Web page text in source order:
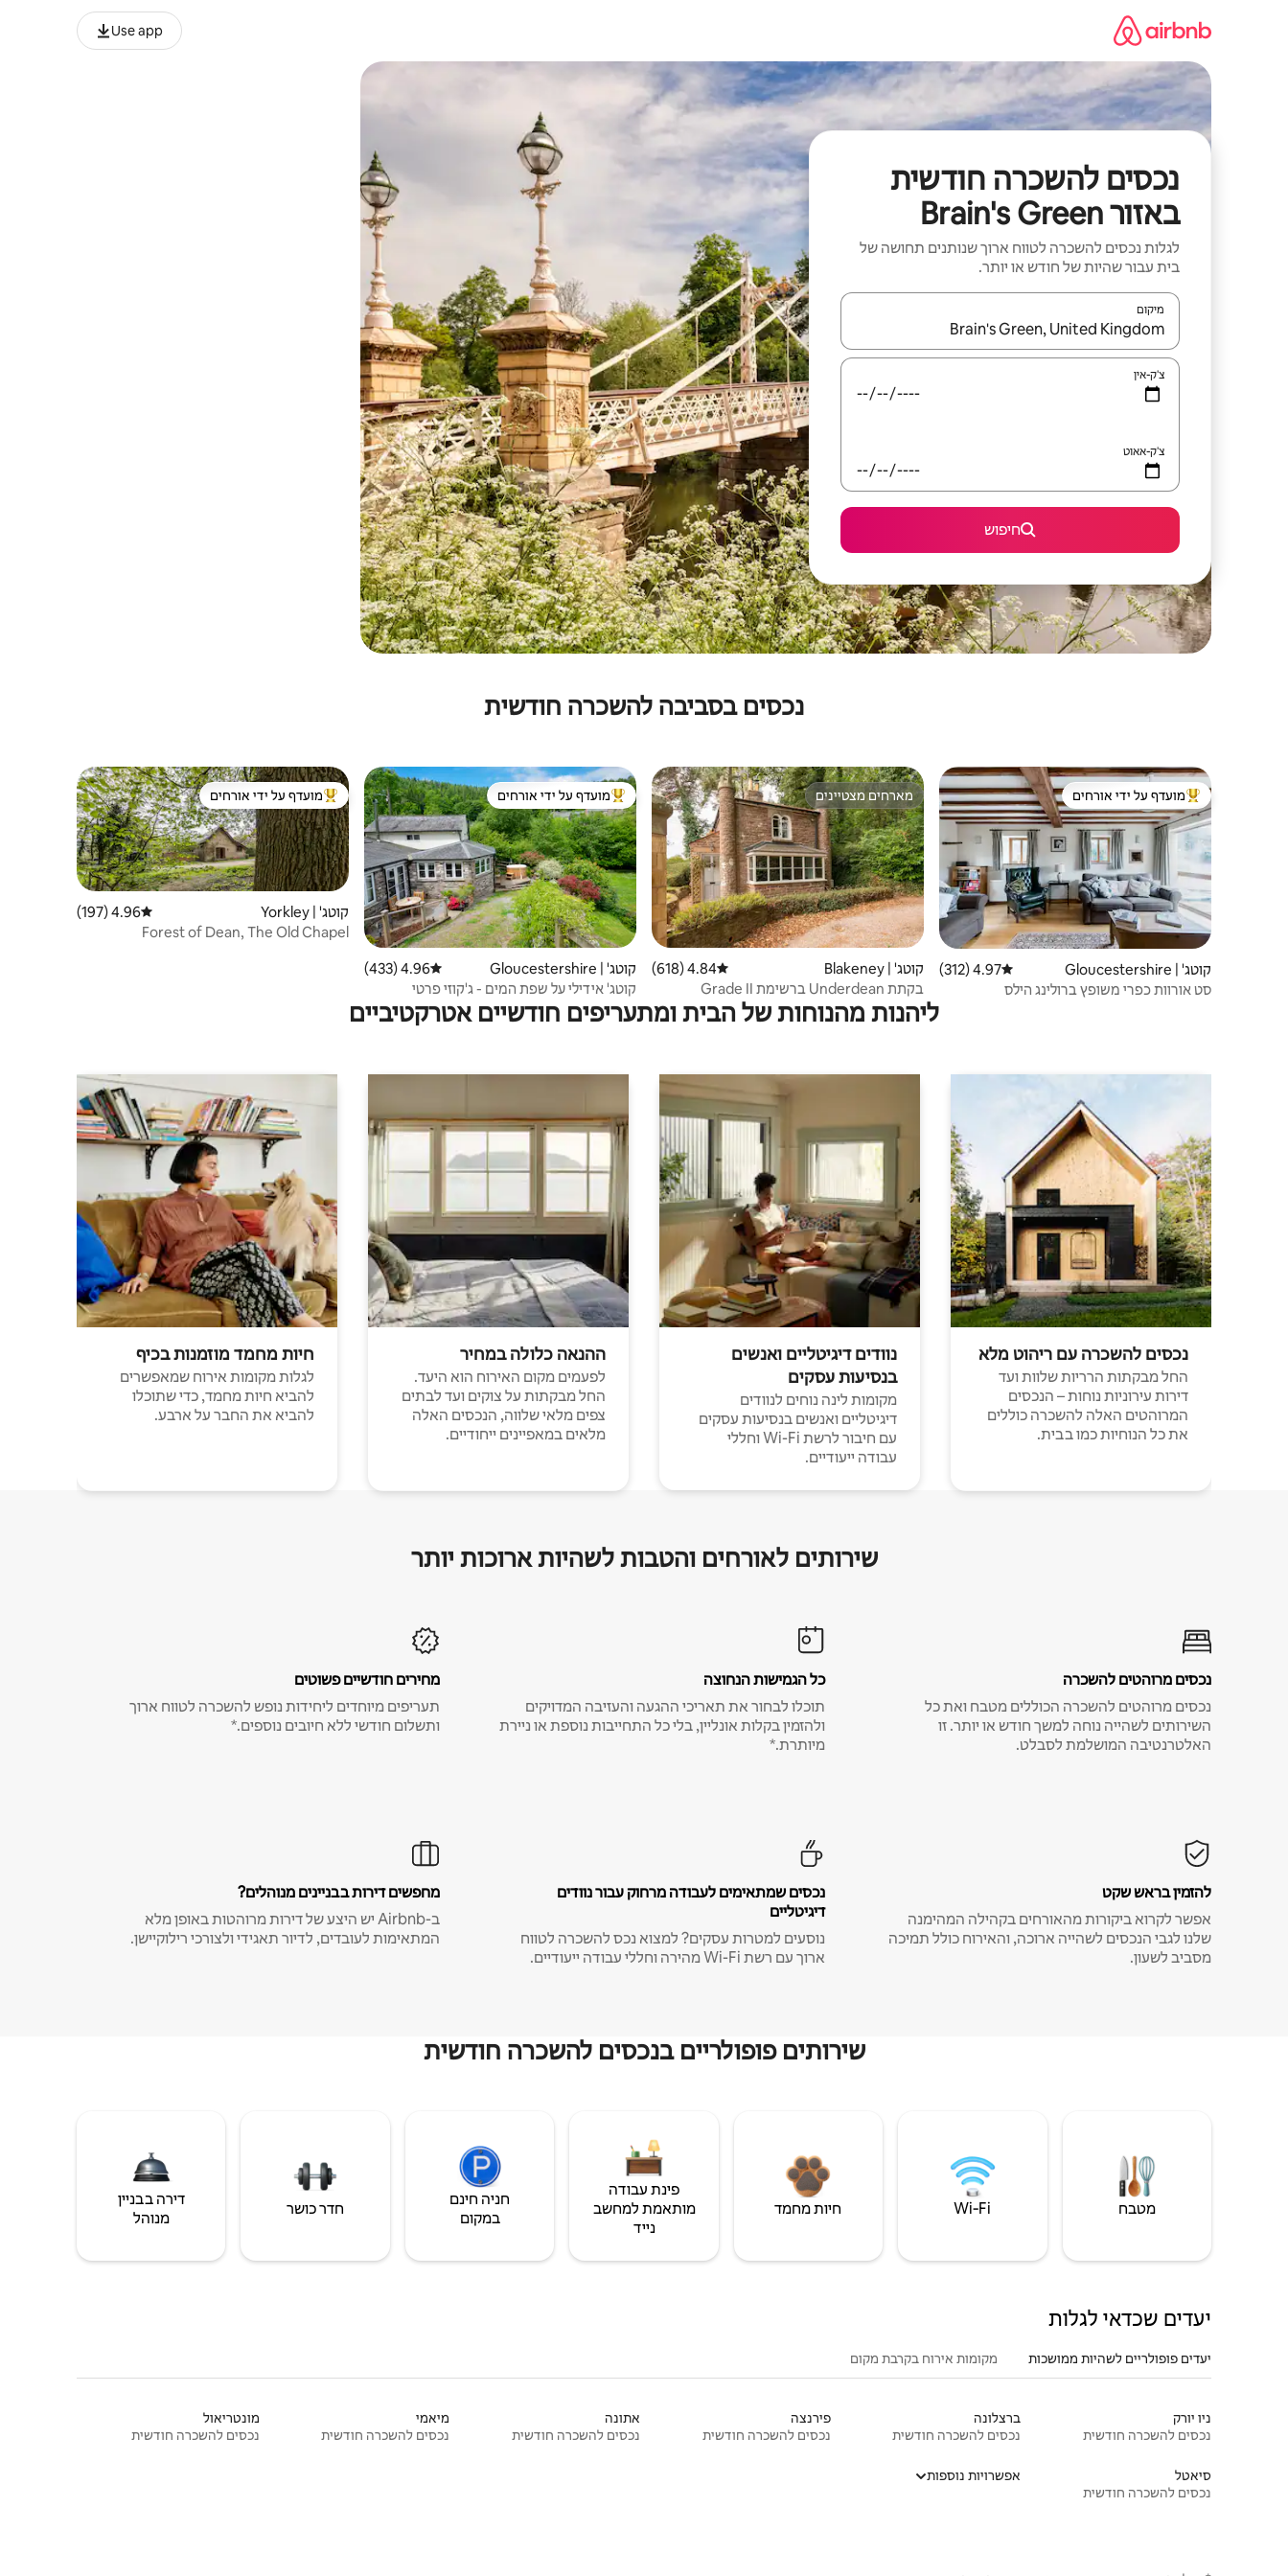
Use app
נכסים להשכרה חודשית
באזור Brain's Green
לגלות נכסים להשכרה לטווח ארוך שנותנים תחושה של
בית עבור שהיות של חודש או יותר.
מיקום
כאשר התוצאות יהיו זמינות, יש לנווט עם מקשי החיצים למעלה ולמטה או לעיין בעזרת תנועות מגע או החלקה.
צ'ק-אין
צ'ק-אאוט
חיפוש
נכסים בסביבה להשכרה חודשית
מוביל בקרב נכסים מועדפים על ידי אורחים
מועדף על ידי אורחים
קוטג' | Gloucestershire דירוג ממוצע של 4.97 מתוך 5, 312 ביקורות
4.97 (312)
סט אורוות כפרי משופץ ברולינג הילס
מארחים מצטיינים
מארחים מצטיינים
קוטג' | Blakeney דירוג ממוצע של 4.84 מתוך 5, 618 ביקורות
4.84 (618)
בקתת Underdean ברשימת Grade II
מוביל בקרב נכסים מועדפים על ידי אורחים
מועדף על ידי אורחים
קוטג' | Gloucestershire דירוג ממוצע של 4.96 מתוך 5, 433 ביקורות
4.96 (433)
קוטג' אידילי על שפת המים - ג'קוזי פרטי
מוביל בקרב נכסים מועדפים על ידי אורחים
מועדף על ידי אורחים
קוטג' | Yorkley דירוג ממוצע של 4.96 מתוך 5, 197 ביקורות
4.96 (197)
Forest of Dean, The Old Chapel
ליהנות מהנוחות של הבית ומתעריפים חודשיים אטרקטיביים
נכסים להשכרה עם ריהוט מלא
החל מבקתות הרריות שלוות ועד
דירות עירוניות נוחות – הנכסים
המרוהטים האלה להשכרה כוללים
את כל הנוחיות כמו בבית.
נוודים דיגיטליים ואנשים
בנסיעות עסקים
מקומות לינה נוחים לנוודים
דיגיטליים ואנשים בנסיעות עסקים
עם חיבור לרשת Wi-Fi וחללי
עבודה ייעודיים.
ההנאה כלולה במחיר
לפעמים מקום האירוח הוא היעד.
החל מבקתות על צוקים ועד לבתים
צפים מלאי שלווה, הנכסים האלה
מלאים במאפיינים ייחודיים.
חיות מחמד מוזמנות בכיף
לגלות מקומות אירוח שמאפשרים
להביא חיות מחמד, כדי שתוכלו
להביא את החבר על ארבע.
שירותים לאורחים והטבות לשהיות ארוכות יותר
נכסים מרוהטים להשכרה
נכסים מרוהטים להשכרה הכוללים מטבח ואת כל
השירותים לשהייה נוחה למשך חודש או יותר. זו
האלטרנטיבה המושלמת לסבלט.
כל הגמישות הנחוצה
תוכלו לבחור את תאריכי ההגעה והעזיבה המדויקים
ולהזמין בקלות אונליין, בלי כל התחייבות נוספת או ניירת
מיותרת.*
מחירים חודשיים פשוטים
תעריפים מיוחדים ליחידות נופש להשכרה לטווח ארוך
ותשלום חודשי ללא חיובים נוספים.*
להזמין בראש שקט
אפשר לקרוא ביקורות מהאורחים בקהילה המהימנה
שלנו לגבי הנכסים לשהייה ארוכה, והאירוח כולל תמיכה
מסביב לשעון.
נכסים שמתאימים לעבודה מרחוק עבור נוודים
דיגיטליים
נוסעים למטרות עסקים? למצוא נכס להשכרה לטווח
ארוך עם רשת Wi-Fi מהירה וחללי עבודה ייעודיים.
מחפשים דירות בבניינים מנוהלים?
ב-Airbnb יש היצע של דירות מרוהטות באופן מלא
המתאימות לעובדים, לדיור תאגידי ולצורכי רילוקיישן.
שירותים פופולריים בנכסים להשכרה חודשית
מטבח Wi‑Fi חיות מחמד
פינת עבודה
מותאמת למחשב
נייד
חניה חינם
במקום
חדר כושר
דירה בבניין
מנוהל
יעדים שכדאי לגלות
יעדים פופולריים לשהיות ממושכות מקומות אירוח בקרבת מקום
ניו יורק
נכסים להשכרה חודשית
ברצלונה
נכסים להשכרה חודשית
פירנצה
נכסים להשכרה חודשית
אתונה
נכסים להשכרה חודשית
מיאמי
נכסים להשכרה חודשית
מונטריאול
נכסים להשכרה חודשית
סיאטל
נכסים להשכרה חודשית
אפשרויות נוספות